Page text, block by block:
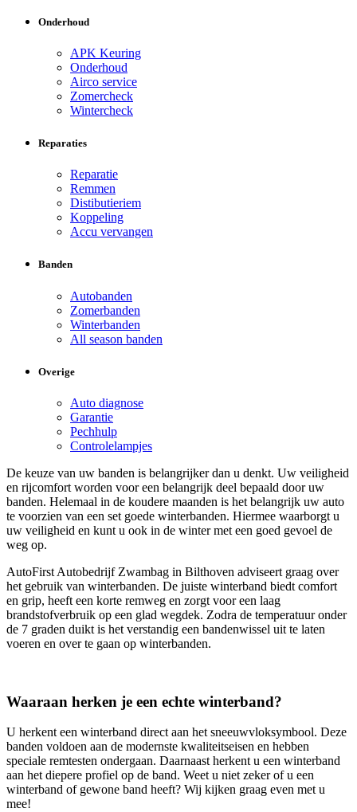
Onderhoud
APK Keuring
Onderhoud
Airco service
Zomercheck
Wintercheck
Reparaties
Reparatie
Remmen
Distibutieriem
Koppeling
Accu vervangen
Banden
Autobanden
Zomerbanden
Winterbanden
All season banden
Overige
Auto diagnose
Garantie
Pechhulp
Controlelampjes
De keuze van uw banden is belangrijker dan u denkt. Uw veiligheid
en rijcomfort worden voor een belangrijk deel bepaald door uw
banden. Helemaal in de koudere maanden is het belangrijk uw auto
te voorzien van een set goede winterbanden. Hiermee waarborgt u
uw veiligheid en kunt u ook in de winter met een goed gevoel de
weg op.
AutoFirst Autobedrijf Zwambag in Bilthoven adviseert graag over
het gebruik van winterbanden. De juiste winterband biedt comfort
en grip, heeft een korte remweg en zorgt voor een laag
brandstofverbruik op een glad wegdek. Zodra de temperatuur onder
de 7 graden duikt is het verstandig een bandenwissel uit te laten
voeren en over te gaan op winterbanden.
Waaraan herken je een echte winterband?
U herkent een winterband direct aan het sneeuwvloksymbool. Deze
banden voldoen aan de modernste kwaliteitseisen en hebben
speciale remtesten ondergaan. Daarnaast herkent u een winterband
aan het diepere profiel op de band. Weet u niet zeker of u een
winterband of gewone band heeft? Wij kijken graag even met u
mee!